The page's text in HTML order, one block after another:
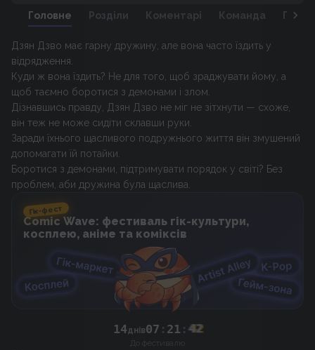
Головне Розділи Коментарі Команда
Дзян Дзво має гарну дружину, але вона часто їздить у
відрядження.
Куди ж вона їздить? Не для того, щоб зраджувати йому, а
щоб таємно боротися з демонами і злом.
Дізнавшись правду, Дзян Дзво не міг не зітхнути — схоже,
він теж не може сидіти склавши руки.
Заради їхнього щасливого подружнього життя він змушений
допомагати їй потайки.
Боротися з демонами, підтримувати порядок у світі? Без
проблем, аби дружина була щаслива.
Гік-фест
Comic Wave: фестиваль гік-культури,
косплею, аніме та коміксів
14днів07 : 21 : 42
До фестивалю